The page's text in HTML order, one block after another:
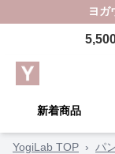
ヨガ
新着商品
YogiLab TOP › パ